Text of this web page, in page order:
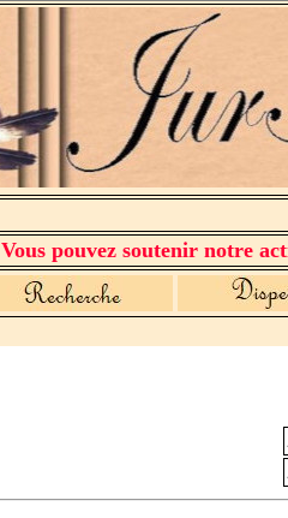
Vous pouvez soutenir notre